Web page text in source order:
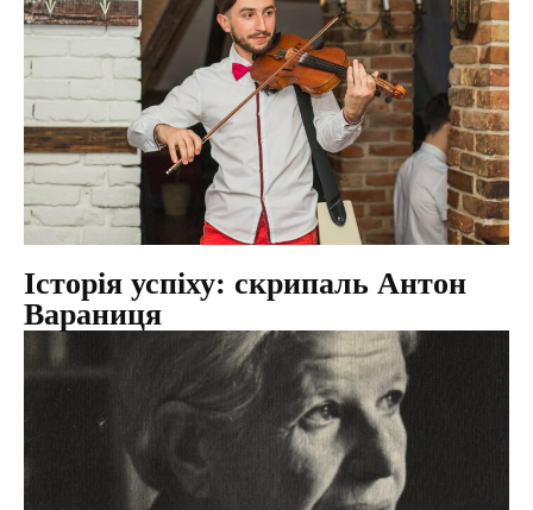
Історія успіху: скрипаль Антон
Вараниця